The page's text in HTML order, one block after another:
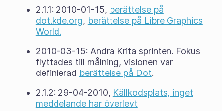
2.1.1: 2010-01-15, berättelse på
dot.kde.org, berättelse på Libre Graphics
World.
2010-03-15: Andra Krita sprinten. Fokus
flyttades till målning, visionen var
definierad berättelse på Dot.
2.1.2: 29-04-2010, Källkodsplats, inget
meddelande har överlevt